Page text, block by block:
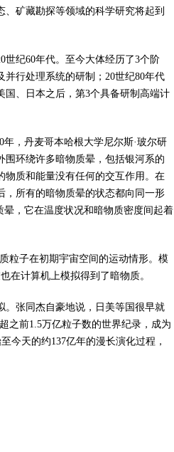
矿藏勘探等领域的科学研究将起到
纪60年代。至今大体经历了3个阶
并行处理系统的研制；20世纪80年代
国、日本之后，第3个具备研制高端计
，丹麦哥本哈根大学尼尔斯·玻尔研
环绕许多暗物质晕，包括银河系的
物质和能量没有任何的交互作用。在
，所有的暗物质晕的状态都向同一形
，它在温度状况和暗物质密度间起着
粒子在初期宇宙空间的运动情形。模
在计算机上模拟得到了暗物质。
。张同杰自豪地说，日美等国很早就
之前1.5万亿粒子数的世界纪录，成为
今天的约137亿年的漫长演化过程，